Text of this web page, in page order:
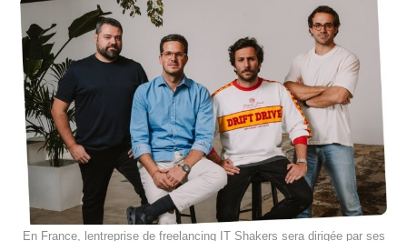
En France, lentreprise de freelancing IT Shakers sera dirigée par ses